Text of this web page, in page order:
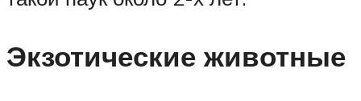
Экзотические животные